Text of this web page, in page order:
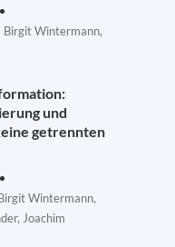
Birgit Wintermann,
und
getrennten
Wintermann,
Joachim